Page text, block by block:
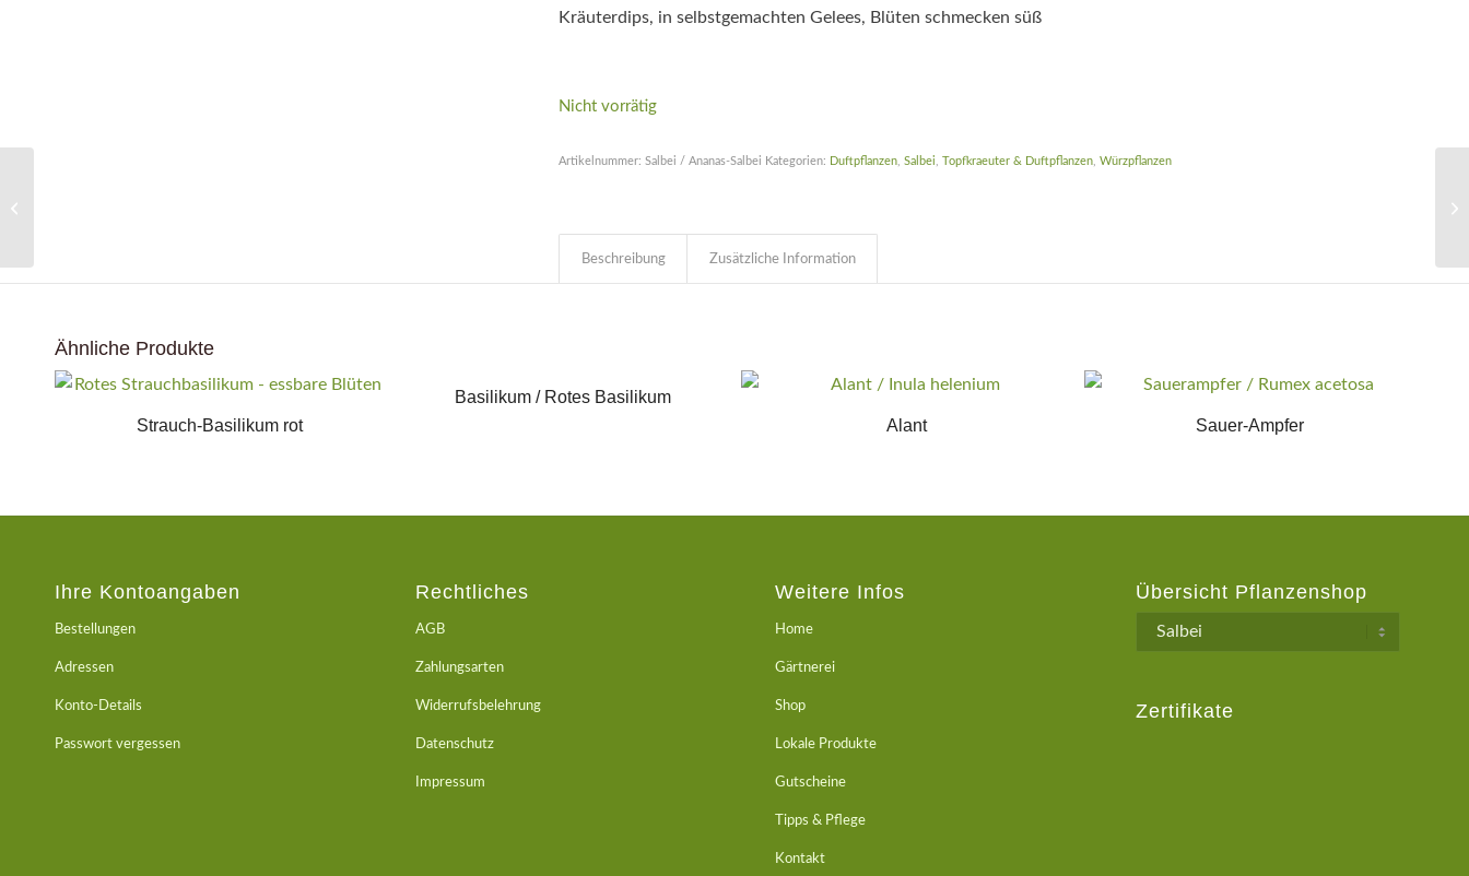
Kräuterdips, in selbstgemachten Gelees, Blüten schmecken süß
Nicht vorrätig
Artikelnummer: Salbei / Ananas-Salbei Kategorien: Duftpflanzen, Salbei Topfkraeuter & Duftpflanzen, Würzpflanzen
Beschreibung Zusätzliche Information
Ähnliche Produkte
Strauch-Basilikum rot
Basilikum / Rotes Basilikum
Alant
Sauer-Ampfer
Ihre Kontoangaben
Bestellungen
Adressen
Konto-Details
Passwort vergessen
Rechtliches
AGB
Zahlungsarten
Widerrufsbelehrung
Datenschutz
Impressum
Weitere Infos
Home
Gärtnerei
Shop
Lokale Produkte
Gutscheine
Tipps & Pflege
Kontakt
Übersicht Pflanzenshop
Zertifikate